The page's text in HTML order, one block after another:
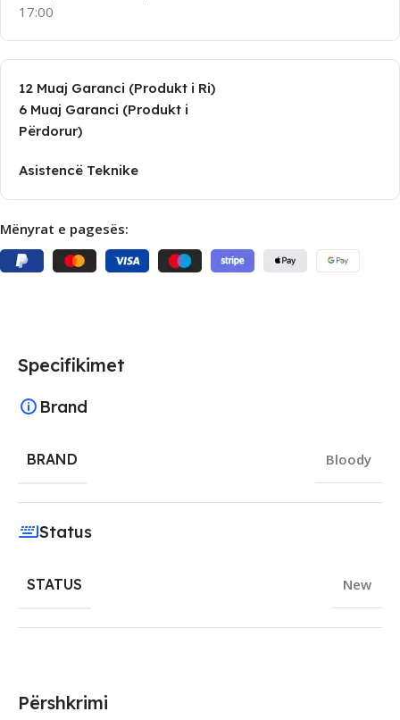
17:00
12 Muaj Garanci (Produkt i Ri)
6 Muaj Garanci (Produkt i
Përdorur)
Asistencë Teknike
Mënyrat e pagesës:
Përshkrimi
Specifikimet
Brand
BRAND Bloody
Status
STATUS New